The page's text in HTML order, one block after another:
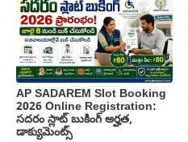
AP SADAREM Slot Booking
2026 Online Registration:
సదరం స్లాట్ బుకింగ్ అర్హత,
డాక్యుమెంట్స్